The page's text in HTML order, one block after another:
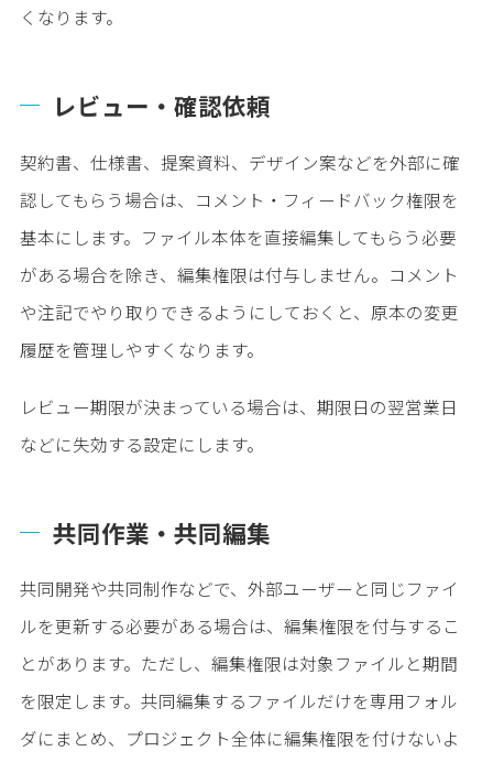
くなります。
レビュー・確認依頼
契約書、仕様書、提案資料、デザイン案などを外部に確
認してもらう場合は、コメント・フィードバック権限を
基本にします。ファイル本体を直接編集してもらう必要
がある場合を除き、編集権限は付与しません。コメント
や注記でやり取りできるようにしておくと、原本の変更
履歴を管理しやすくなります。
レビュー期限が決まっている場合は、期限日の翌営業日
などに失効する設定にします。
共同作業・共同編集
共同開発や共同制作などで、外部ユーザーと同じファイ
ルを更新する必要がある場合は、編集権限を付与するこ
とがあります。ただし、編集権限は対象ファイルと期間
を限定します。共同編集するファイルだけを専用フォル
ダにまとめ、プロジェクト全体に編集権限を付けないよ